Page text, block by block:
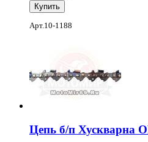
Арт.10-1188
Цепь б/п Хускварна